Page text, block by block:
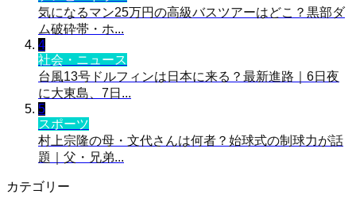
気になるマン25万円の高級バスツアーはどこ？黒部ダ
ム破砕帯・ホ...
4
社会・ニュース
台風13号ドルフィンは日本に来る？最新進路｜6日夜
に大東島、7日...
5
スポーツ
村上宗隆の母・文代さんは何者？始球式の制球力が話
題｜父・兄弟...
カテゴリー